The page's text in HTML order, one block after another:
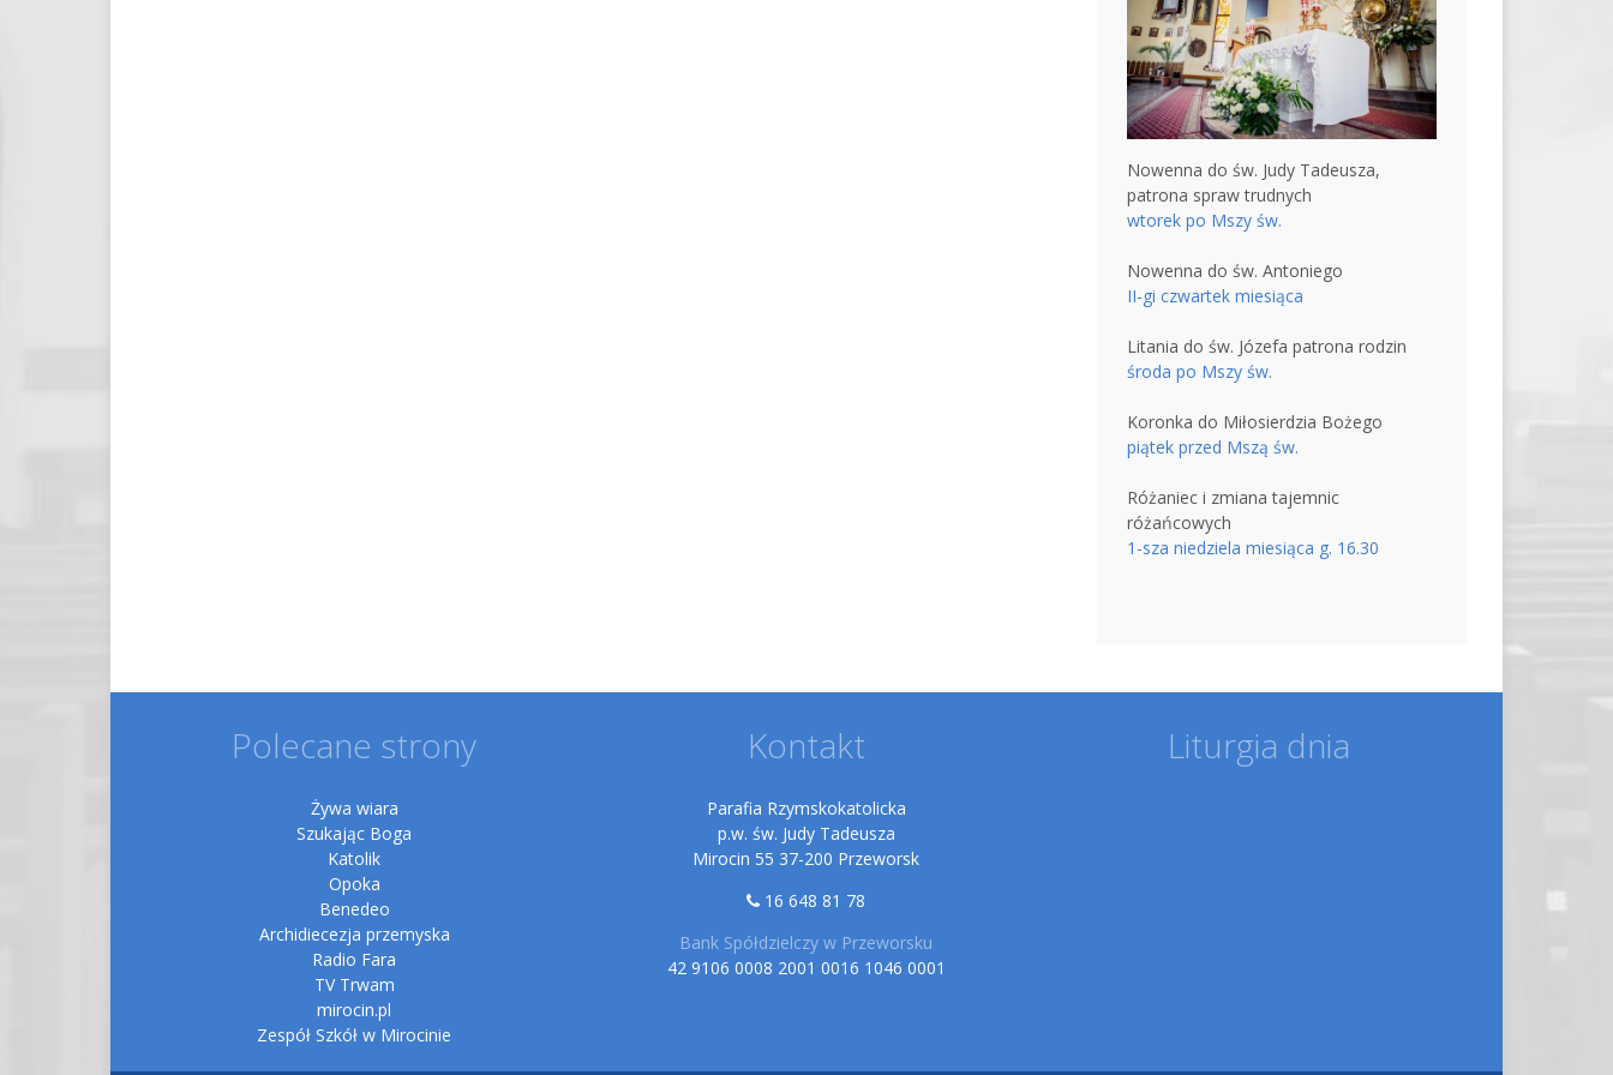
Nowenna do św. Judy Tadeusza,
patrona spraw trudnych
wtorek po Mszy św.
Nowenna do św. Antoniego
II-gi czwartek miesiąca
Litania do św. Józefa patrona rodzin
środa po Mszy św.
Koronka do Miłosierdzia Bożego
piątek przed Mszą św.
Różaniec i zmiana tajemnic
różańcowych
1-sza niedziela miesiąca g. 16.30
Polecane strony
Żywa wiara
Szukając Boga
Katolik
Opoka
Benedeo
Archidiecezja przemyska
Radio Fara
TV Trwam
mirocin.pl
Zespół Szkół w Mirocinie
Kontakt
Parafia Rzymskokatolicka
p.w. św. Judy Tadeusza
Mirocin 55 37-200 Przeworsk
16 648 81 78
Bank Spółdzielczy w Przeworsku
42 9106 0008 2001 0016 1046 0001
Liturgia dnia